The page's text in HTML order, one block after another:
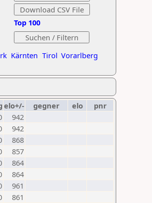
Kärnten Tirol Vorarlberg
Top 100
elo+/- gegner elo
pnr
942
942
868
857
864
864
961
861